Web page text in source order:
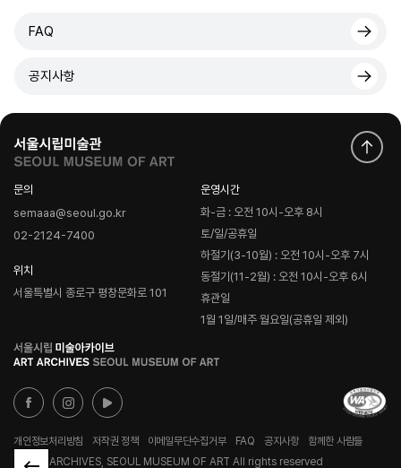
FAQ
공지사항
문의
semaaa@seoul.go.kr
02-2124-7400
위치
서울특별시 종로구 평창문화로 101
운영시간
화-금 : 오전 10시-오후 8시
토/일/공휴일
하절기(3-10월) : 오전 10시-오후 7시
동절기(11-2월) : 오전 10시-오후 6시
휴관일
1월 1일/매주 월요일(공휴일 제외)
로
고
개인정보처리방침 저작권 정책 이메일무단수집거부 FAQ 공지사항
함께한 사람들
© ART ARCHIVES, SEOUL MUSEUM OF ART All rights reserved